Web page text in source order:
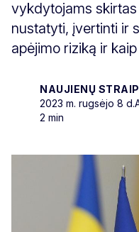
vykdytojams
nustatyti, įvertinti ir
apėjimo riziką ir
NAUJIENŲ
2023 m. rugsėjo 8 d.
2 min